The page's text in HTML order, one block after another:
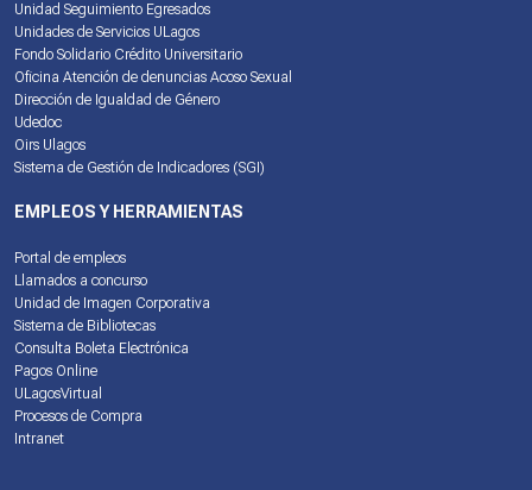
Unidad Seguimiento Egresados
Unidades de Servicios ULagos
Fondo Solidario Crédito Universitario
Oficina Atención de denuncias Acoso Sexual
Dirección de Igualdad de Género
Udedoc
Oirs Ulagos
Sistema de Gestión de Indicadores (SGI)
EMPLEOS Y HERRAMIENTAS
Portal de empleos
Llamados a concurso
Unidad de Imagen Corporativa
Sistema de Bibliotecas
Consulta Boleta Electrónica
Pagos Online
ULagosVirtual
Procesos de Compra
Intranet